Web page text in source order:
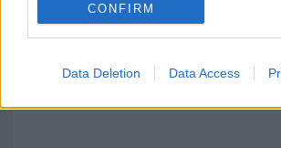
CONFIRM
Data Deletion Data Access
Nuovi stalli residenti a Palau,
completa l’iter